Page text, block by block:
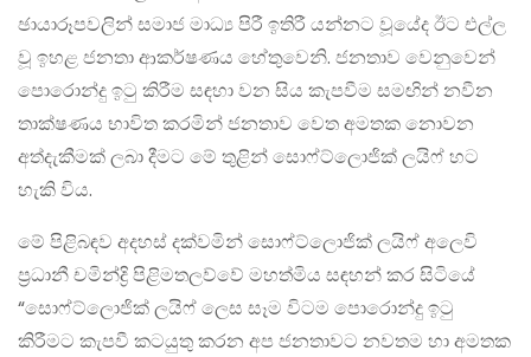
ඡායාරූපවලින් සමාජ මාධ්‍ය පිරී ඉතිරී යන්නට වූයේද ඊට එල්ල
වූ ඉහළ ජනතා ආකර්ෂණය හේතුවෙනි. ජනතාව වෙනුවෙන්
පොරොන්දු ඉටු කිරීම සඳහා වන සිය කැපවීම සමඟින් නවීන
තාක්ෂණය භාවිත කරමින් ජනතාව වෙත අමතක නොවන
අත්දැකීමක් ලබා දීමට මේ තුළින් සොෆ්ට්ලොජික් ලයිෆ් හට
හැකි විය.
මේ පිළිබඳව අදහස් දක්වමින් සොෆ්ට්ලොජික් ලයිෆ් අලෙවි
ප්‍රධානී චමින්ද්‍රි පිළිමතලව්වේ මහත්මිය සඳහන් කර සිටියේ
“සොෆ්ට්ලොජික් ලයිෆ් ලෙස සෑම විටම පොරොන්දු ඉටු
කිරීමට කැපවී කටයුතු කරන අප ජනතාවට නවතම හා අමතක